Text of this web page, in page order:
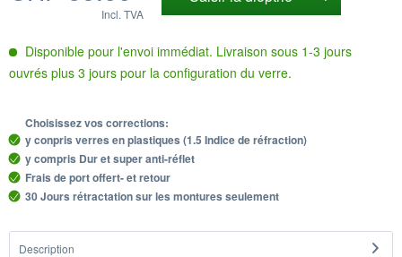
Incl. TVA
Disponible pour l'envoi immédiat. Livraison sous 1-3 jours
ouvrés plus 3 jours pour la configuration du verre.
Choisissez vos corrections:
y conpris verres en plastiques (1.5 Indice de réfraction)
y compris Dur et super anti-réflet
Frais de port offert- et retour
30 Jours rétractation sur les montures seulement
Description